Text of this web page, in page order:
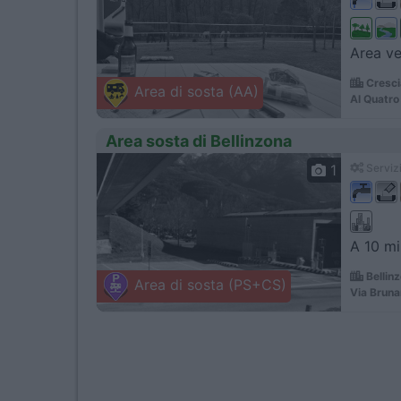
Area di sosta (AA)
Area
Al Quatro
Area sosta di Bellinzona
Area di sosta (PS+CS)
1
A 10
Via